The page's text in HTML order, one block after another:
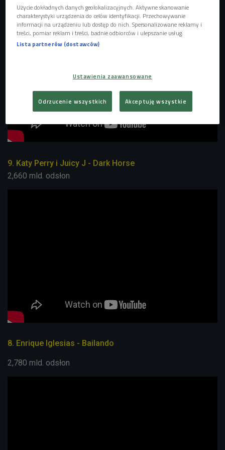
9. Katy Perry i Juicy J - Dark Horse
2,660 mld. odsłon
8. Enrique Iglesias - Bailando
2,780 mld. odsłon
Użycie dokładnych danych geolokalizacyjnych. Aktywne skanowanie
charakterystyki urządzenia do celów identyfikacji. Przechowywanie
informacji na urządzeniu lub dostęp do nich. Spersonalizowane reklamy i
treści, pomiar reklam i treści, badnie odbiorców i ulepszanie usług.
Lista partnerów (dostawców)
Ustawienia zaawansowane
Odrzucenie wszystkich Akceptuję wszystkie